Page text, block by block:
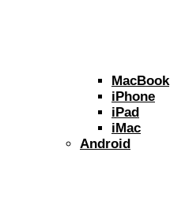
MacBook
iPhone
iPad
iMac
Android